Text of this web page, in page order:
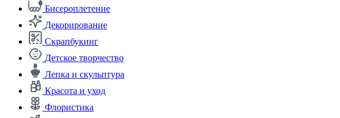
Бисероплетение
Декорирование
Скрапбукинг
Детское творчество
Лепка и скульптура
Красота и уход
Флористика